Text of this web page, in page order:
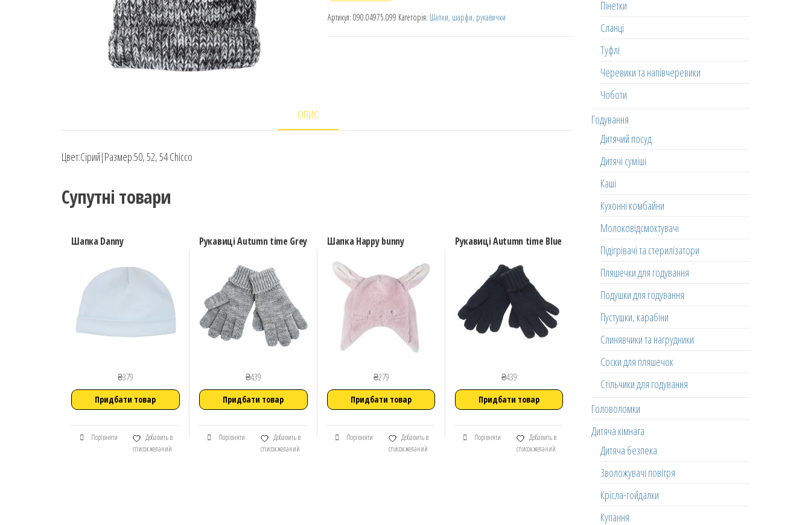
Артикул: 090.04975.099 Категорія: Шапки, шарфи, рукавички
ОПИС
Цвет:Сірий|Размер:50, 52, 54 Chicco
Супутні товари
Шапка Danny
₴379
Придбати товар
Порівняти
Добавить в
список желаний
Рукавиці Autumn time Grey
₴439
Придбати товар
Порівняти
Добавить в
список желаний
Шапка Happy bunny
₴279
Придбати товар
Порівняти
Добавить в
список желаний
Рукавиці Autumn time Blue
₴439
Придбати товар
Порівняти
Добавить в
список желаний
Пінетки
Сланці
Туфлі
Черевики та напівчеревики
Чоботи
Годування
Дитячий посуд
Дитячі суміші
Каші
Кухонні комбайни
Молоковідсмоктувачі
Підігрівачі та стерилізатори
Пляшечки для годування
Подушки для годування
Пустушки, карабіни
Слинявчики та нагрудники
Соски для пляшечок
Стільчики для годування
Головоломки
Дитяча кімната
Дитяча безпека
Зволожувачі повітря
Крісла-гойдалки
Купання